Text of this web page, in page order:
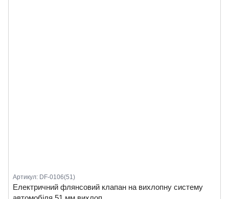
Артикул: DF-0106(51)
Електричний флянсовий клапан на вихлопну систему